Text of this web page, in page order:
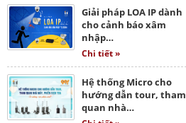
Giải pháp LOA IP dành
cho cảnh báo xâm
nhập…
Chi tiết »
Hệ thống Micro cho
hướng dẫn tour, tham
quan nhà…